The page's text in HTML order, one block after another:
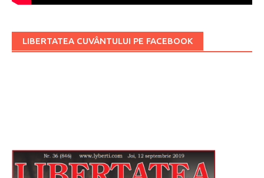
LIBERTATEA CUVÂNTULUI PE FACEBOOK